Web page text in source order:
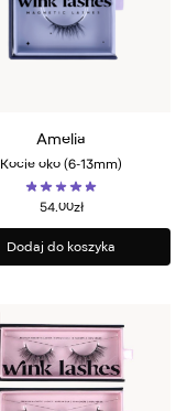
Amelia
Kocie oko (6-13mm)
54.00zł
Dodaj do koszyka